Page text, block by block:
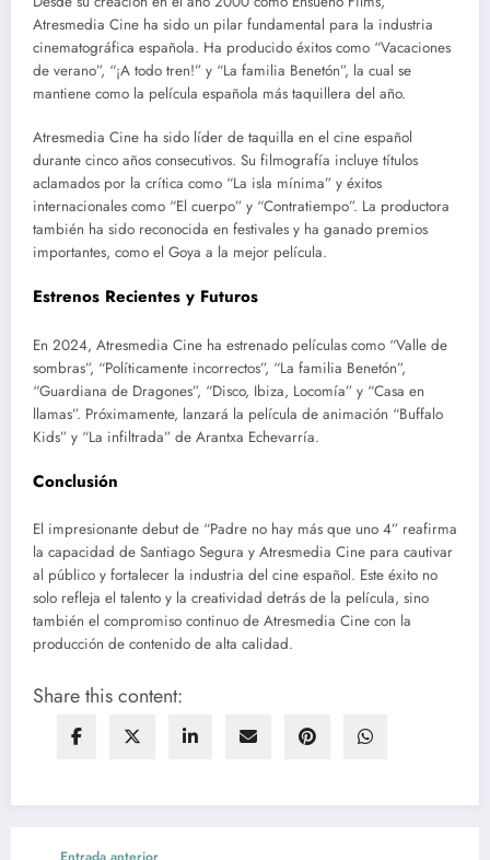
Atresmedia Cine ha sido un pilar fundamental para la industria
cinematográfica española. Ha producido éxitos como “Vacaciones
de verano”, “¡A todo tren!” y “La familia Benetón”, la cual se
mantiene como la película española más taquillera del año.
Atresmedia Cine ha sido líder de taquilla en el cine español
durante cinco años consecutivos. Su filmografía incluye títulos
aclamados por la crítica como “La isla mínima” y éxitos
internacionales como “El cuerpo” y “Contratiempo”. La productora
también ha sido reconocida en festivales y ha ganado premios
importantes, como el Goya a la mejor película.
Estrenos Recientes y Futuros
En 2024, Atresmedia Cine ha estrenado películas como “Valle de
sombras”, “Políticamente incorrectos”, “La familia Benetón”,
“Guardiana de Dragones”, “Disco, Ibiza, Locomía” y “Casa en
llamas”. Próximamente, lanzará la película de animación “Buffalo
Kids” y “La infiltrada” de Arantxa Echevarría.
Conclusión
El impresionante debut de “Padre no hay más que uno 4” reafirma
la capacidad de Santiago Segura y Atresmedia Cine para cautivar
al público y fortalecer la industria del cine español. Este éxito no
solo refleja el talento y la creatividad detrás de la película, sino
también el compromiso continuo de Atresmedia Cine con la
producción de contenido de alta calidad.
Share this content: